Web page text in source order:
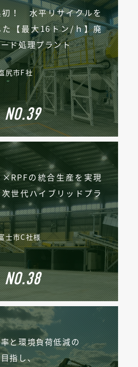
初！ 水平リサイクルを
た【最大16トン/ｈ】廃
ド処理プラント
尻市F社
NO.39
×RPFの統合生産を実現
世代ハイブリッドプラ
士市C社様
NO.38
と環境負荷低減の
指し、